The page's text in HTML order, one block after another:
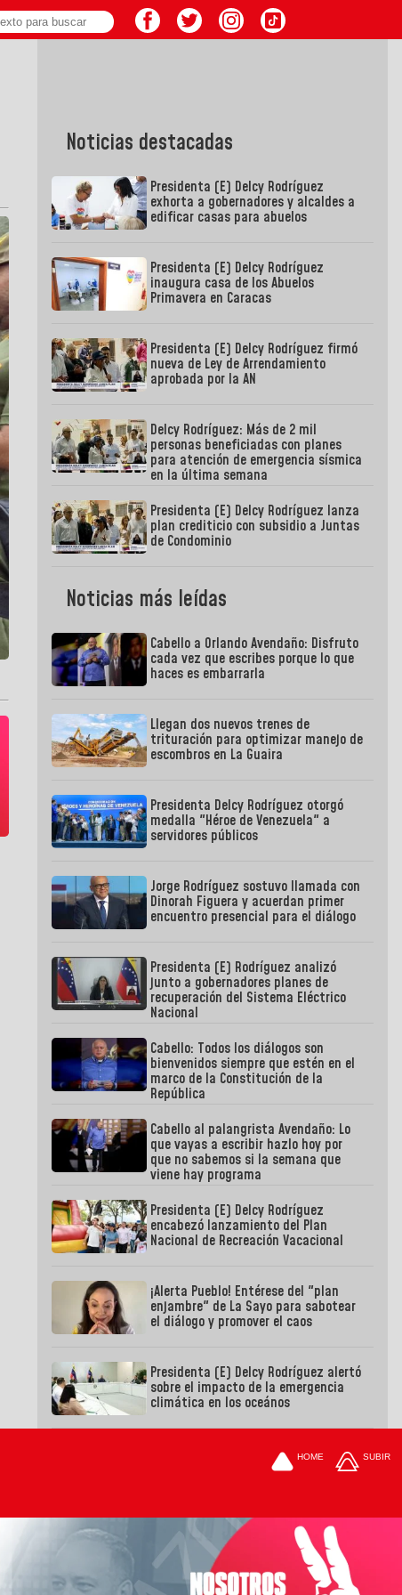
Noticias destacadas
Presidenta (E) Delcy Rodríguez
exhorta a gobernadores y alcaldes a
edificar casas para abuelos
Presidenta (E) Delcy Rodríguez
inaugura casa de los Abuelos
Primavera en Caracas
Presidenta (E) Delcy Rodríguez firmó
nueva de Ley de Arrendamiento
aprobada por la AN
Delcy Rodríguez: Más de 2 mil
personas beneficiadas con planes
para atención de emergencia sísmica
en la última semana
Presidenta (E) Delcy Rodríguez lanza
plan crediticio con subsidio a Juntas
de Condominio
Noticias más leídas
Cabello a Orlando Avendaño: Disfruto
cada vez que escribes porque lo que
haces es embarrarla
Llegan dos nuevos trenes de
trituración para optimizar manejo de
escombros en La Guaira
Presidenta Delcy Rodríguez otorgó
medalla "Héroe de Venezuela" a
servidores públicos
Jorge Rodríguez sostuvo llamada con
Dinorah Figuera y acuerdan primer
encuentro presencial para el diálogo
Presidenta (E) Rodríguez analizó
junto a gobernadores planes de
recuperación del Sistema Eléctrico
Nacional
Cabello: Todos los diálogos son
bienvenidos siempre que estén en el
marco de la Constitución de la
República
Cabello al palangrista Avendaño: Lo
que vayas a escribir hazlo hoy por
que no sabemos si la semana que
viene hay programa
Presidenta (E) Delcy Rodríguez
encabezó lanzamiento del Plan
Nacional de Recreación Vacacional
¡Alerta Pueblo! Entérese del "plan
enjambre" de La Sayo para sabotear
el diálogo y promover el caos
Presidenta (E) Delcy Rodríguez alertó
sobre el impacto de la emergencia
climática en los oceános
HOME SUBIR